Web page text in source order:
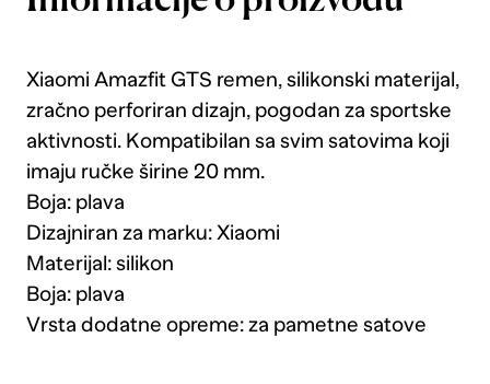
Xiaomi Amazfit GTS remen, silikonski materijal,
zračno perforiran dizajn, pogodan za sportske
aktivnosti. Kompatibilan sa svim satovima koji
imaju ručke širine 20 mm.
Boja: plava
Dizajniran za marku: Xiaomi
Materijal: silikon
Boja: plava
Vrsta dodatne opreme: za pametne satove